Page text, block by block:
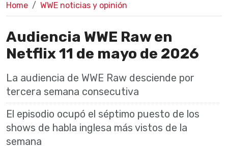
Home WWE noticias y opinión
Audiencia WWE Raw en
Netflix 11 de mayo de 2026
La audiencia de WWE Raw desciende por
tercera semana consecutiva
El episodio ocupó el séptimo puesto de los
shows de habla inglesa más vistos de la
semana